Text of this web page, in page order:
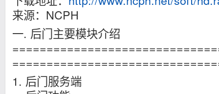
来源：NCPH
一. 后门主要模块介绍
1. 后门服务端